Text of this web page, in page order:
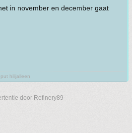
in november en december gaat
hilijalleen
door Refinery89